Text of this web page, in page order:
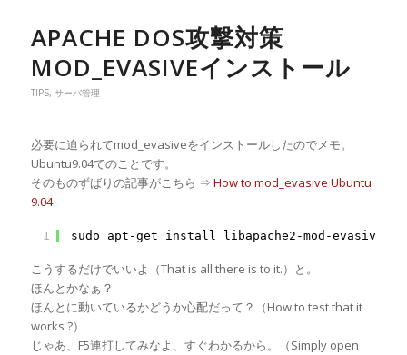
APACHE DOS攻撃対策
MOD_EVASIVEインストール
TIPS, サーバ管理
必要に迫られてmod_evasiveをインストールしたのでメモ。
Ubuntu9.04でのことです。
そのものずばりの記事がこちら ⇒ How to mod_evasive Ubuntu
9.04
1 sudo apt-get install libapache2-mod-evasive
こうするだけでいいよ（That is all there is to it.）と。
ほんとかなぁ？
ほんとに動いているかどうか心配だって？（How to test that it
works ?）
じゃあ、F5連打してみなよ、すぐわかるから。（Simply open